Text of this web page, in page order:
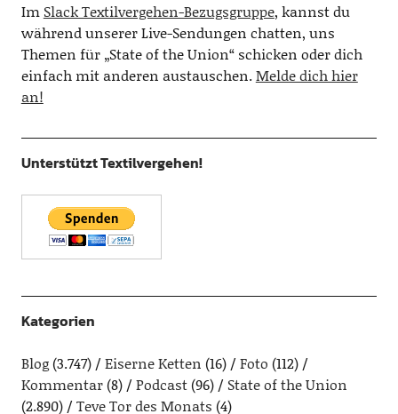
Im Slack Textilvergehen-Bezugsgruppe, kannst du
während unserer Live-Sendungen chatten, uns
Themen für „State of the Union“ schicken oder dich
einfach mit anderen austauschen.Melde dich hier
an!
Unterstützt Textilvergehen!
Kategorien
Blog(3.747) Eiserne Ketten (16) Foto (112)
Kommentar(8) Podcast(96)
State of the Union
(2.890)
Teve Tor des Monats (4)